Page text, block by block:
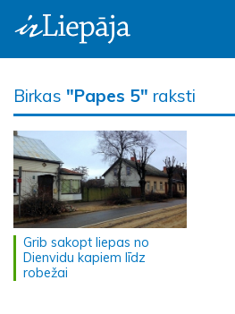
Birkas "Papes 5" raksti
Grib sakopt liepas no
Dienvidu kapiem līdz
robežai